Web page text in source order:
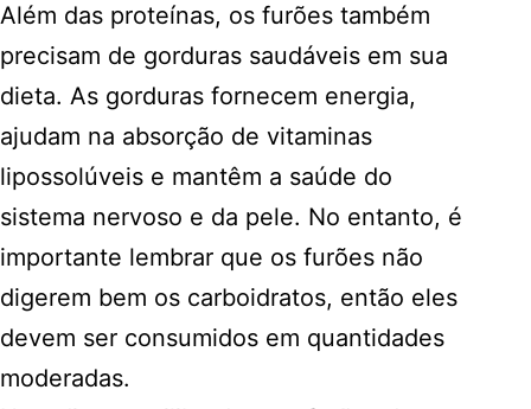
Além das proteínas, os furões também
precisam de gorduras saudáveis em sua
dieta. As gorduras fornecem energia,
ajudam na absorção de vitaminas
lipossolúveis e mantêm a saúde do
sistema nervoso e da pele. No entanto, é
importante lembrar que os furões não
digerem bem os carboidratos, então eles
devem ser consumidos em quantidades
moderadas.